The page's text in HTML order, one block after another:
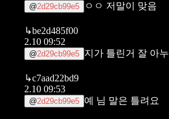
@2d29cb99e5 ㅇㅇ 저말이 맞음
↳be2d485f00
2.10 09:52
@2d29cb99e5 지가 틀린거 잘 아누
↳c7aad22bd9
2.10 09:53
@2d29cb99e5 예 님 말은 틀려요